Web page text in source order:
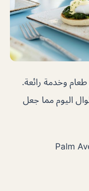
وخدمة رائعة.
اليوم مما جعل